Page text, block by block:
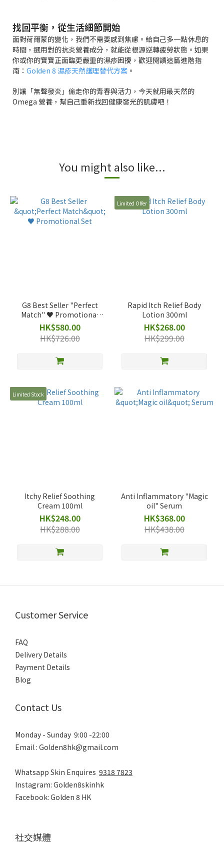
找回平衡，從生活細節開始
面對荷爾蒙的變化，我們不需要感到焦慮。給自己多一點休息的
時間，選用對的抗炎營養成分，就能從根源逆轉疲勞狀態。如果
你或你的寶寶正面臨更嚴重的濕疹困擾，歡迎閱讀這篇進階指
南： Golden 8 濕疹天然護理替代方案 。
別讓「無聲發炎」偷走你的青春與活力，今天就用最天然的
Omega 營養，幫自己重新找回健康發光的肌膚吧！
You might also like...
G8 Best Seller "Perfect
Match" ♥️ Promotional
Set
HK$580.00
HK$726.00
Limited Offer
Rapid Itch Relief Body
Lotion 300ml
HK$268.00
HK$299.00
Limited Stock
Itchy Relief Soothing
Cream 100ml
HK$248.00
HK$288.00
Anti Inflammatory "Magic
oil" Serum
HK$368.00
HK$438.00
Customer Service
FAQ
Delivery Details
Payment Details
Blog
Contact Us
Monday - Sunday 9:00 -22:00
Email : Golden8hk@gmail.com
Whatsapp Skin Enquires 9318 7823
Instagram: Golden8skinhk
Facebook: Golden 8 HK
社交媒體